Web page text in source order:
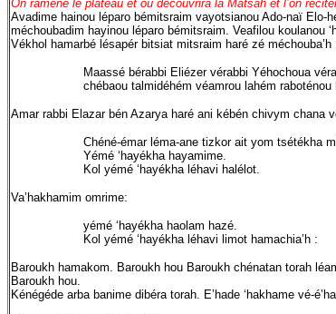
On ramène le plateau et ou découvrira la Matsah et l’on
Avadime hainou léparo bémitsraim vayotsianou Ado-naï Elo-
méchoubadim hayinou léparo bémitsraim. Veafilou koulanou
Vékhol hamarbé lésapér bitsiat mitsraim haré zé méchouba’h
Maassé bérabbi Eliézer vérabbi Yéhochoua
chébaou talmidéhém véamrou lahém
Amar rabbi Elazar bén Azarya haré ani kébén chivym
Chéné-émar léma-ane tizkor ait yom tsétékha
Yémé ‘hayékha hayamime.
Kol yémé ‘hayékha léhavi halélot.
Va’hakhamim omrime:
yémé ‘hayékha haolam hazé.
Kol yémé ‘hayékha léhavi limot hamachia’h :
Baroukh hamakom. Baroukh hou Baroukh chénatan torah
Baroukh hou.
Kénégéde arba banime dibéra torah. E’hade ‘hakhame vé-